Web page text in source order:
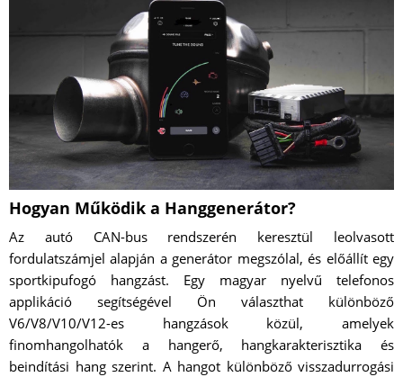
Hogyan Működik a Hanggenerátor?
Az autó CAN-bus rendszerén keresztül leolvasott
fordulatszámjel alapján a generátor megszólal, és előállít egy
sportkipufogó hangzást. Egy magyar nyelvű telefonos
applikáció segítségével Ön választhat különböző
V6/V8/V10/V12-es hangzások közül, amelyek
finomhangolhatók a hangerő, hangkarakterisztika és
beindítási hang szerint. A hangot különböző visszadurrogási